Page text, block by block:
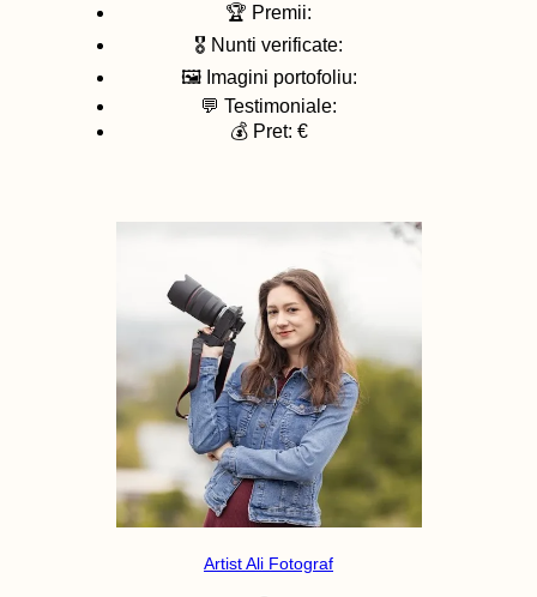
🏆 Premii:
🎖️ Nunti verificate:
🖼️ Imagini portofoliu:
💬 Testimoniale:
💰 Pret: €
Artist Ali Fotograf